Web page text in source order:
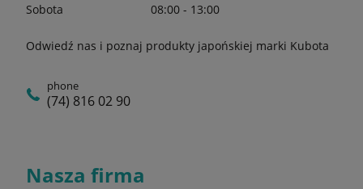
Sobota
08:00 - 13:00
Odwiedź nas i poznaj produkty japońskiej marki Kubota
phone
(74) 816 02 90
Nasza firma